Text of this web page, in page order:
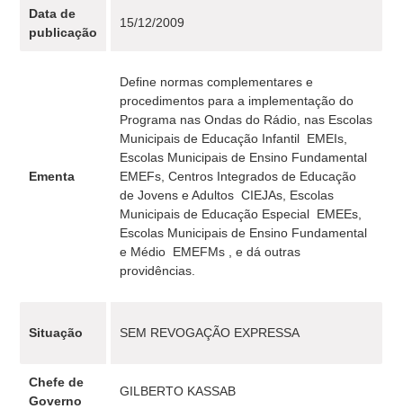
Data de
publicação
15/12/2009
Ementa
Define normas complementares e
procedimentos para a implementação do
Programa nas Ondas do Rádio, nas Escolas
Municipais de Educação Infantil  EMEIs,
Escolas Municipais de Ensino Fundamental 
EMEFs, Centros Integrados de Educação
de Jovens e Adultos  CIEJAs, Escolas
Municipais de Educação Especial  EMEEs,
Escolas Municipais de Ensino Fundamental
e Médio  EMEFMs , e dá outras
providências.
Situação SEM REVOGAÇÃO EXPRESSA
Chefe de
Governo
GILBERTO KASSAB